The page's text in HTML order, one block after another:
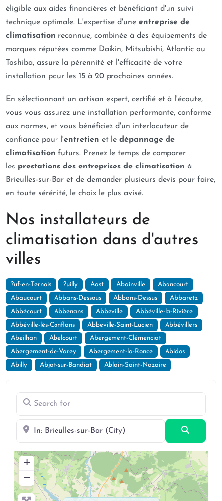
Search for
Near
+
−
éligible aux aides financières et bénéficiant d'un suivi
technique optimale. L'expertise d'une entreprise de
climatisation reconnue, combinée à des équipements de
marques réputées comme Daikin, Mitsubishi, Atlantic ou
Toshiba, assure la pérennité et l'efficacité de votre
installation pour les 15 à 20 prochaines années.
En sélectionnant un artisan expert, certifié et à l'écoute,
vous vous assurez une installation performante, conforme
aux normes, et vous bénéficiez d'un interlocuteur de
confiance pour l'entretien et le dépannage de
climatisation futurs. Prenez le temps de comparer
les prestations des entreprises de climatisation à
Brieulles-sur-Bar et de demander plusieurs devis pour faire,
en toute sérénité, le choix le plus avisé.
Nos installateurs de
climatisation dans d'autres
villes
?uf-en-Ternois ?uilly Aast Abainville Abancourt
Abaucourt Abbans-Dessous Abbans-Dessus Abbaretz
Abbécourt Abbenans Abbeville Abbéville-la-Rivière
Abbéville-lès-Conflans Abbeville-Saint-Lucien Abbévillers
Abeilhan Abelcourt Abergement-Clémenciat
Abergement-de-Varey Abergement-la-Ronce Abidos
Abilly Abjat-sur-Bandiat Ablain-Saint-Nazaire